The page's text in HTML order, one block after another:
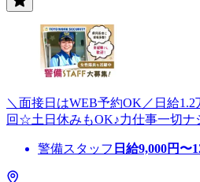
＼面接日はWEB予約OK／日給
回☆土日休みもOK♪力仕事一切
警備スタッフ 日給9,000円〜